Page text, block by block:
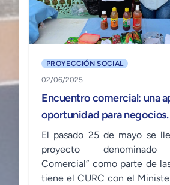
PROYECCIÓN SOCIAL
02/06/2025
Encuentro comercial: una
oportunidad para negocios.
El pasado 25 de mayo se
proyecto denominado
Comercial” como parte de
tiene el CURC con el